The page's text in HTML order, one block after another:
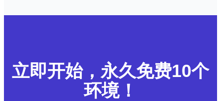
立即开始，永久免费10个
环境！